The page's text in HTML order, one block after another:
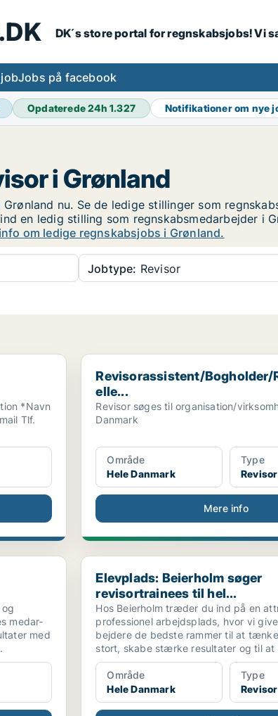
DK´s store portal for regnskabsjobs! Vi
Jobs på facebook
Opdaterede 24h1.327 Notifikationer om nye
i Grønland
nu. Se de ledige stillinger som
en ledig stilling som regnskabsmedarbejder i
om ledige regnskabsjobs i Grønland.
Jobtype: Revisor
af ny...
Revisorassistent/Bogholder/
Revisorassistent/Bogholder/
elle...
Revisor søges til organisation/
Danmark
Område
Hele Danmark
Type
Revisor
Mere info
til 202...
medar­
med
Elevplads: Beierholm søger
Elevplads: Beierholm søger
revisortrainees til hel...
Hos Beierholm træder du ind på en
professionel arbejdsplads, hvor vi
bejdere de bedste rammer til at
stort, skabe stærke resultater og til at
Område
Hele Danmark
Type
Revisor